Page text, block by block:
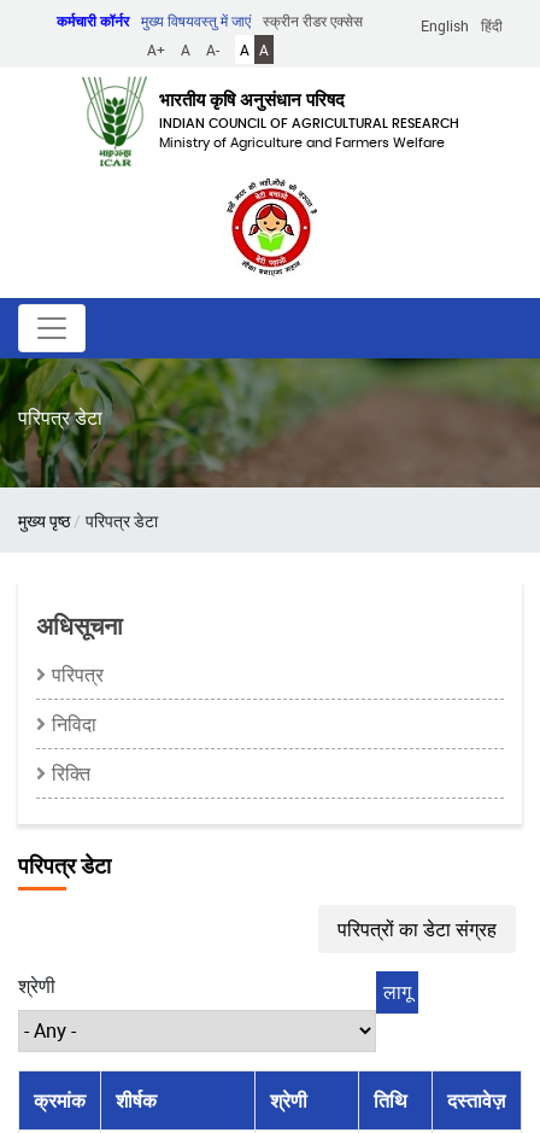
English हिंदी
कर्मचारी कॉर्नर मुख्य विषयवस्तु में जाएं
स्क्रीन रीडर एक्सेस
A+
A A- A A
भारतीय कृषि अनुसंधान परिषद
INDIAN COUNCIL OF AGRICULTURAL RESEARCH
Ministry of Agriculture and Farmers Welfare
परिपत्र डेटा
पग
मुख्य पृष्ठ परिपत्र डेटा
अधिसूचना
परिपत्र
निविदा
रिक्ति
परिपत्र डेटा
परिपत्रों का डेटा संग्रह
श्रेणी
क्रमांक शीर्षक श्रेणी तिथि दस्तावेज़